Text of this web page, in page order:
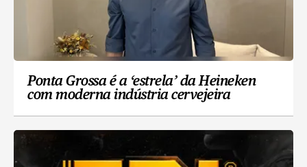
Ponta Grossa é a ‘estrela’ da Heineken
com moderna indústria cervejeira